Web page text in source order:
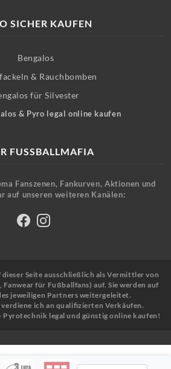
SICHER KAUFEN
Bengalos
& Rauchbomben
für Silvester
& Pyro legal online kaufen
FUSSBALLMAFIA
Fanszenen, Fankurven, Aktionen und
auf unseren weiteren Kanälen:
Seite ausschließlich als Vermittler von
für Fußballfans) auf. Sie werden auf
jeweiligen Partners weitergeleitet.
ich an qualifizierten Verkäufen.
Pyrotechnik legal und günstig online kaufen!